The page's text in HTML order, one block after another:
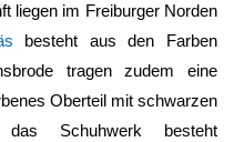
liegen im Freiburger Norden
besteht aus den Farben
tragen zudem eine
Oberteil mit schwarzen
Schuhwerk besteht